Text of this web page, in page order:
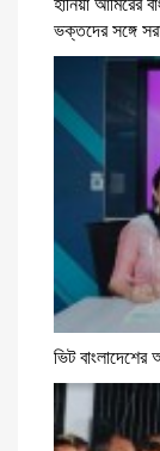
ভক্তদের সঙ্গে
ভিট বাংলাদেশের